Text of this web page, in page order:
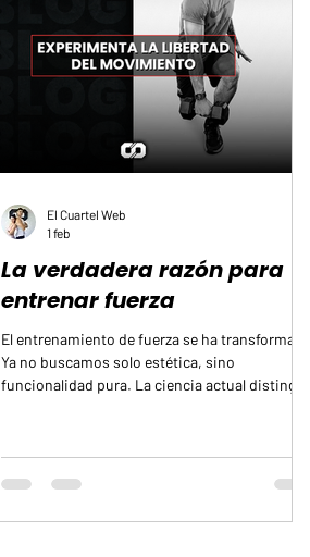
La verdadera razón para
entrenar fuerza
El entrenamiento de fuerza se ha transformado.
Ya no buscamos solo estética, sino
funcionalidad pura. La ciencia actual distingue
potencia. De estos, la pérdida de fuerza y
potencia impacta más tu capacidad para vivir
músculos. El cerebro dirige el movimiento
El Cuartel Web
1 feb